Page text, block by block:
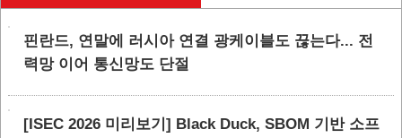
핀란드, 연말에 러시아 연결 광케이블도 끊는다... 전
력망 이어 통신망도 단절
[ISEC 2026 미리보기] Black Duck, SBOM 기반 소프